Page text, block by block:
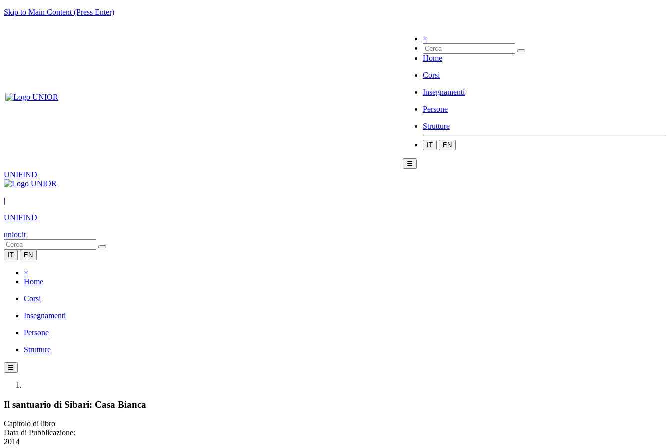
Skip to Main Content (Press Enter)
×
Home
Corsi
Insegnamenti
Persone
Strutture
IT EN
☰
UNIFIND
|
UNIFIND
unior.it
IT EN
×
Home
Corsi
Insegnamenti
Persone
Strutture
☰
Il santuario di Sibari: Casa Bianca
Capitolo di libro
Data di Pubblicazione:
2014